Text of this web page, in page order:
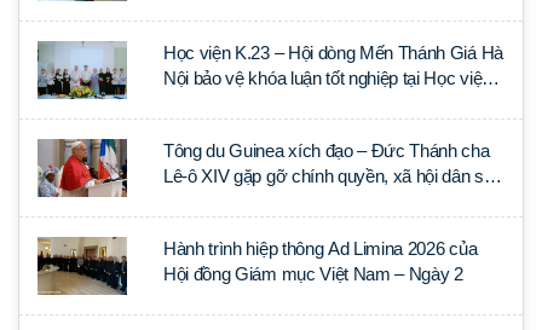
Học viện K.23 – Hội dòng Mến Thánh Giá Hà
Nội bảo vệ khóa luận tốt nghiệp tại Học viện
Tông du Guinea xích đạo – Đức Thánh cha
Lê-ô XIV gặp gỡ chính quyền, xã hội dân sự
Hành trình hiệp thông Ad Limina 2026 của
Hội đồng Giám mục Việt Nam – Ngày 2